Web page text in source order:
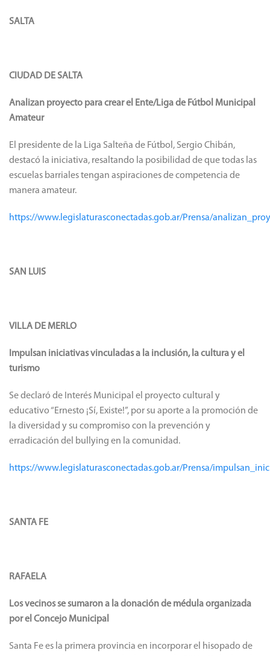
SALTA
CIUDAD DE SALTA
Analizan proyecto para crear el Ente/Liga de Fútbol Municipal
Amateur
El presidente de la Liga Salteña de Fútbol, Sergio Chibán,
destacó la iniciativa, resaltando la posibilidad de que todas las
escuelas barriales tengan aspiraciones de competencia de
manera amateur.
https://www.legislaturasconectadas.gob.ar/Prensa/
SAN LUIS
VILLA DE MERLO
Impulsan iniciativas vinculadas a la inclusión, la cultura y el
turismo
Se declaró de Interés Municipal el proyecto cultural y
educativo “Ernesto ¡Sí, Existe!”, por su aporte a la promoción de
la diversidad y su compromiso con la prevención y
erradicación del bullying en la comunidad.
https://www.legislaturasconectadas.gob.ar/Prensa/
SANTA FE
RAFAELA
Los vecinos se sumaron a la donación de médula organizada
por el Concejo Municipal
Santa Fe es la primera provincia en incorporar el hisopado de